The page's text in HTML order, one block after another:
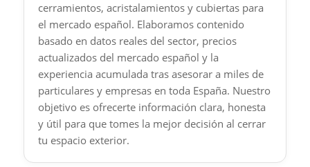
cerramientos, acristalamientos y cubiertas para
el mercado español. Elaboramos contenido
basado en datos reales del sector, precios
actualizados del mercado español y la
experiencia acumulada tras asesorar a miles de
particulares y empresas en toda España. Nuestro
objetivo es ofrecerte información clara, honesta
y útil para que tomes la mejor decisión al cerrar
tu espacio exterior.